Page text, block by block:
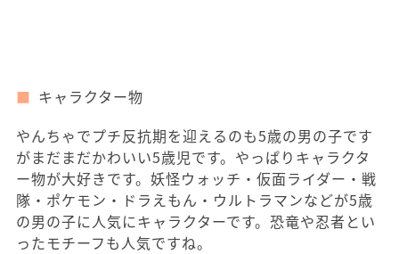
キャラクター物
やんちゃでプチ反抗期を迎えるのも5歳の男の子です
がまだまだかわいい5歳児です。やっぱりキャラクタ
ー物が大好きです。妖怪ウォッチ・仮面ライダー・戦
隊・ポケモン・ドラえもん・ウルトラマンなどが5歳
の男の子に人気にキャラクターです。恐竜や忍者とい
ったモチーフも人気ですね。